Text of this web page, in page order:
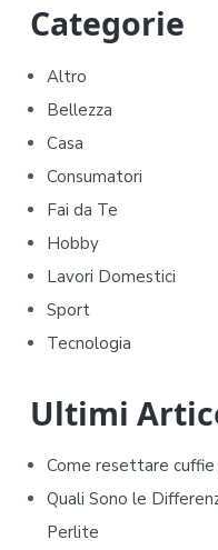
P
r
i
m
a
r
y
S
d
e
b
Categorie
Altro
Bellezza
Casa
Consumatori
Fai da Te
Hobby
Lavori Domestici
Sport
Tecnologia
Ultimi
Come resettare
Quali Sono le
Perlite